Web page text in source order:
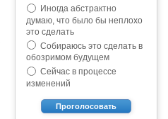
Иногда абстрактно
думаю, что было бы неплохо
это сделать
Собираюсь это сделать в
обозримом будущем
Сейчас в процессе
изменений
Проголосовать